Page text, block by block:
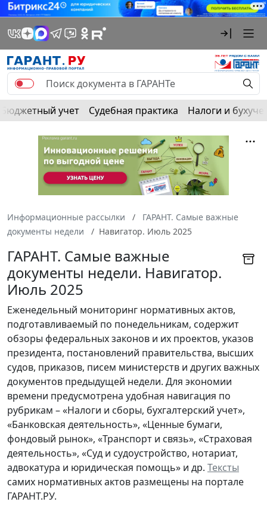
Бюджетный учет Судебная практика Налоги и
Информационные рассылки
ГАРАНТ. Самые важные
документы недели
Навигатор. Июль 2025
ГАРАНТ. Самые важные
документы недели. Навигатор.
Июль 2025
Еженедельный мониторинг нормативных актов,
подготавливаемый по понедельникам, содержит
обзоры федеральных законов и их проектов, указов
президента, постановлений правительства, высших
судов, приказов, писем министерств и других важных
документов предыдущей недели. Для экономии
времени предусмотрена удобная навигация по
рубрикам – «Налоги и сборы, бухгалтерский учет»,
«Банковская деятельность», «Ценные бумаги,
фондовый рынок», «Транспорт и связь», «Страховая
деятельность», «Суд и судоустройство, нотариат,
адвокатура и юридическая помощь» и др. Тексты
самих нормативных актов размещены на портале
ГАРАНТ.РУ.